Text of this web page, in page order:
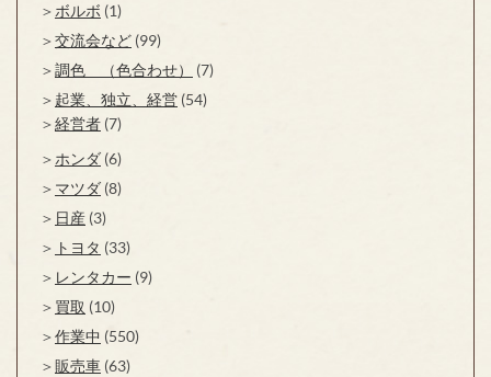
ボルボ (1)
交流会など (99)
調色 （色合わせ）
(7)
起業、独立、経営 (54)
経営者 (7)
ホンダ (6)
マツダ (8)
日産 (3)
トヨタ (33)
レンタカー (9)
買取 (10)
作業中 (550)
販売車 (63)